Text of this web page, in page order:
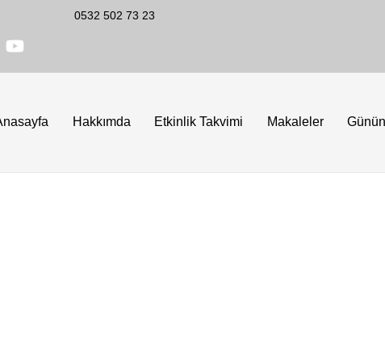
0532 502 73 23
Hakkımda Etkinlik Takvimi Makaleler